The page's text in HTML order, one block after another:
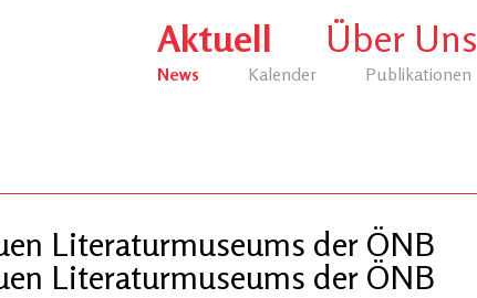
Aktuell
News Kalender Publikationen
Über Uns
Literaturmuseums der ÖNB
Literaturmuseums der ÖNB